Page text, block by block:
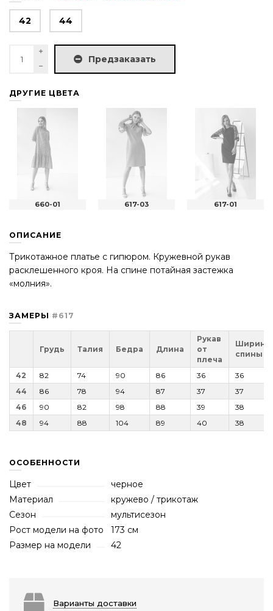
42 44
Предзаказать
ДРУГИЕ ЦВЕТА
660-01 617-03 617-01
ОПИСАНИЕ
Трикотажное платье с гипюром. Кружевной рукав
расклешенного кроя. На спине потайная застежка
«молния».
ЗАМЕРЫ #617
Грудь Талия Бедра Длина
Рукав
от
плеча
Ширина
спины
42 82 74 90 86 36
36
44
86 78 94 87 37
37
46
90 82 98 88 39
38
48
94 88 104 89 40 38
ОСОБЕННОСТИ
Цвет
черное
Материал
кружево / трикотаж
Сезон
мультисезон
Рост модели на фото
173 см
Размер на модели
42
Варианты доставки